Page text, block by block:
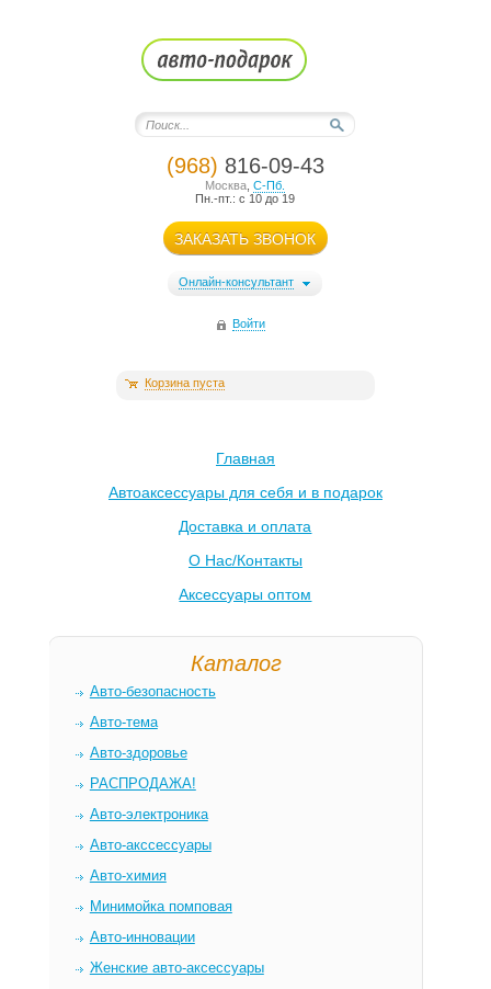
(968) 816-09-43
Москва ,С-Пб.
Пн.-пт.: с 10 до 19
ЗАКАЗАТЬ ЗВОНОК
Онлайн-консультант
Войти
Корзина пуста
Главная
Автоаксессуары для себя и в подарок
Доставка и оплата
О Нас/Контакты
Аксессуары оптом
Каталог
Авто-безопасность
Авто-тема
Авто-здоровье
РАСПРОДАЖА!
Авто-электроника
Авто-акссессуары
Авто-химия
Минимойка помповая
Авто-инновации
Женские авто-аксессуары